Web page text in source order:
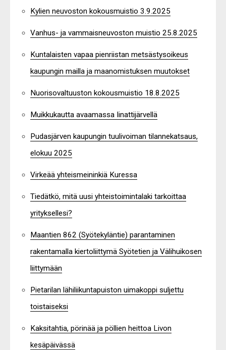
Kylien neuvoston kokousmuistio 3.9.2025
Vanhus- ja vammaisneuvoston muistio 25.8.2025
Kuntalaisten vapaa pienriistan metsästysoikeus
kaupungin mailla ja maanomistuksen muutokset
Nuorisovaltuuston kokousmuistio 18.8.2025
Muikkukautta avaamassa Iinattijärvellä
Pudasjärven kaupungin tuulivoiman tilannekatsaus,
elokuu 2025
Virkeää yhteismeininkiä Kuressa
Tiedätkö, mitä uusi yhteistoimintalaki tarkoittaa
yrityksellesi?
Maantien 862 (Syötekyläntie) parantaminen
rakentamalla kiertoliittymä Syötetien ja Välihuikosen
liittymään
Pietarilan lähiliikuntapuiston uimakoppi suljettu
toistaiseksi
Kaksitahtia, pörinää ja pöllien heittoa Livon
kesäpäivässä